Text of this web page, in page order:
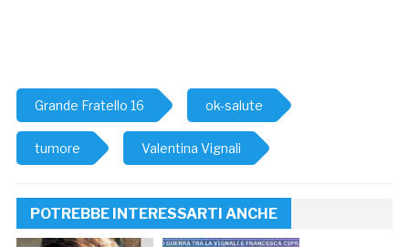
Grande Fratello 16 ok-salute
tumore Valentina Vignali
POTREBBE INTERESSARTI ANCHE